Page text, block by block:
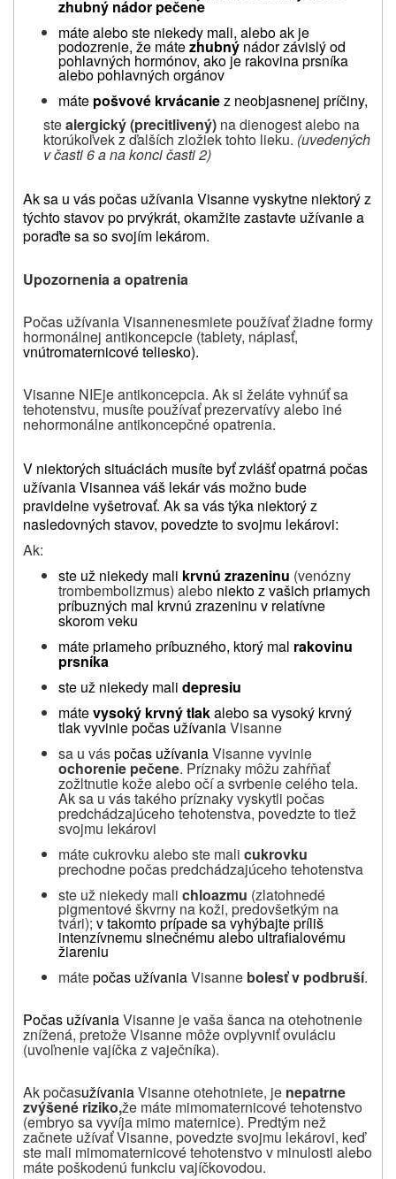
zhubný nádor pečene
máte alebo ste niekedy mali, alebo ak je
podozrenie, že mátezhubný nádor závislý od
pohlavných hormónov, ako je rakovina prsníka
alebo pohlavných orgánov
máte pošvové krvácaniez neobjasnenej príčiny,
stealergický (precitlivený) na dienogest alebo na
ktorúkoľvek z ďalších zložiektohto lieku. (uvedených
v časti 6 a na konci časti 2)
Ak sa u vás počas užívania Visanne vyskytne niektorý z
týchto stavov po prvýkrát, okamžite zastavte užívanie a
poraďte sa so svojím lekárom.
Upozornenia a opatrenia
Počas užívania Visannenesmiete používať žiadne formy
hormonálnej antikoncepcie (tablety, náplasť,
vnútromaternicové teliesko).
Visanne NIEje antikoncepcia. Ak si želáte vyhnúť sa
tehotenstvu, musíte používať prezervatívy alebo iné
nehormonálne antikoncepčné opatrenia.
V niektorých situáciách musíte byť zvlášť opatrná počas
užívaniaVisannea váš lekár vás možno bude
pravidelne vyšetrovať. Ak sa vás týka niektorý z
nasledovných stavov, povedzte to svojmu lekárovi:
Ak:
ste už niekedy mali krvnú zrazeninu (venózny
trombembolizmus) alebo niekto z vašich priamych
príbuzných mal krvnú zrazeninu v relatívne
skorom veku
máte priameho príbuzného, ktorý mal rakovinu
prsníka
ste už niekedy mali depresiu
mátevysoký krvný tlakalebosa vysoký krvný
tlak vyvinie počas užívaniaVisanne
sa u váspočas užívaniaVisanne vyvinie
ochorenie pečene. Príznaky môžu zahŕňať
zožltnutie kože alebo očí a svrbenie celého tela.
Ak sa u vás takého príznaky vyskytli počas
predchádzajúceho tehotenstva, povedzte to tiež
svojmu lekárovi
máte cukrovku alebo ste mali cukrovku
prechodne počas predchádzajúceho tehotenstva
ste už niekedy mali chloazmu (zlatohnedé
pigmentové škvrny na koži, predovšetkým na
tvári); v takomto prípade sa vyhýbajte príliš
intenzívnemu slnečnému alebo ultrafialovému
žiareniu
mátepočas užívaniaVisanne bolesť v podbruší.
Počas užívaniaVisanne je vaša šanca na otehotnenie
znížená, pretože Visanne môže ovplyvniť ovuláciu
(uvoľnenie vajíčka z vaječníka).
Ak počasužívaniaVisanne otehotniete, je nepatrne
zvýšené riziko,že máte mimomaternicové tehotenstvo
(embryo sa vyvíja mimo maternice). Predtým než
začnete užívať Visanne, povedzte svojmu lekárovi, keď
ste mali mimomaternicové tehotenstvo v minulosti alebo
máte poškodenú funkciu vajíčkovodou.